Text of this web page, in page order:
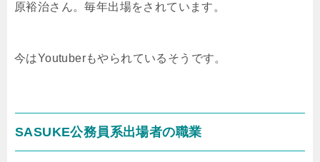
原裕治さん。毎年出場をされています。
今はYoutuberもやられているそうです。
SASUKE公務員系出場者の職業